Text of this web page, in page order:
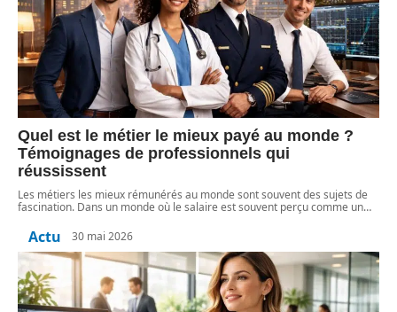
Quel est le métier le mieux payé au monde ?
Témoignages de professionnels qui
réussissent
Les métiers les mieux rémunérés au monde sont souvent des sujets de
fascination. Dans un monde où le salaire est souvent perçu comme un…
Actu 30 mai 2026